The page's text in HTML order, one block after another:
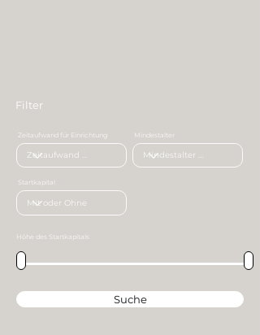
Filter
Zeitaufwand für Einrichtung Mindestalter
Startkapital
Höhe des Startkapitals
Suche